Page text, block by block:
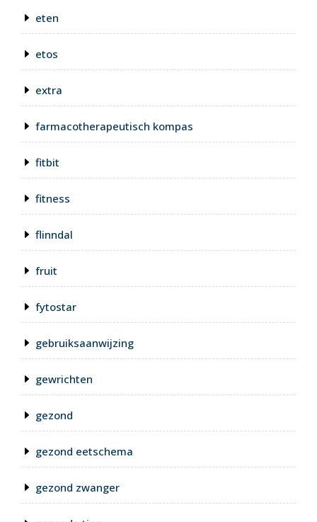
eten
etos
extra
farmacotherapeutisch kompas
fitbit
fitness
flinndal
fruit
fytostar
gebruiksaanwijzing
gewrichten
gezond
gezond eetschema
gezond zwanger